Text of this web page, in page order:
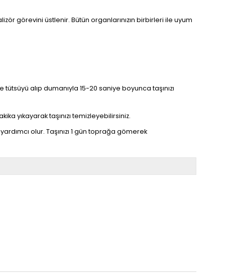
görevini üstlenir. Bütün organlarınızın birbirleri ile uyum
alıp dumanıyla 15-20 saniye boyunca taşınızı
yıkayarak taşınızı temizleyebilirsiniz.
olur. Taşınızı 1 gün toprağa gömerek